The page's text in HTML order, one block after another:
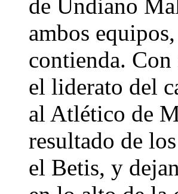
de Undiano
ambos
contienda. Con
el liderato del
al Atlético de
resultado de
el Betis, y